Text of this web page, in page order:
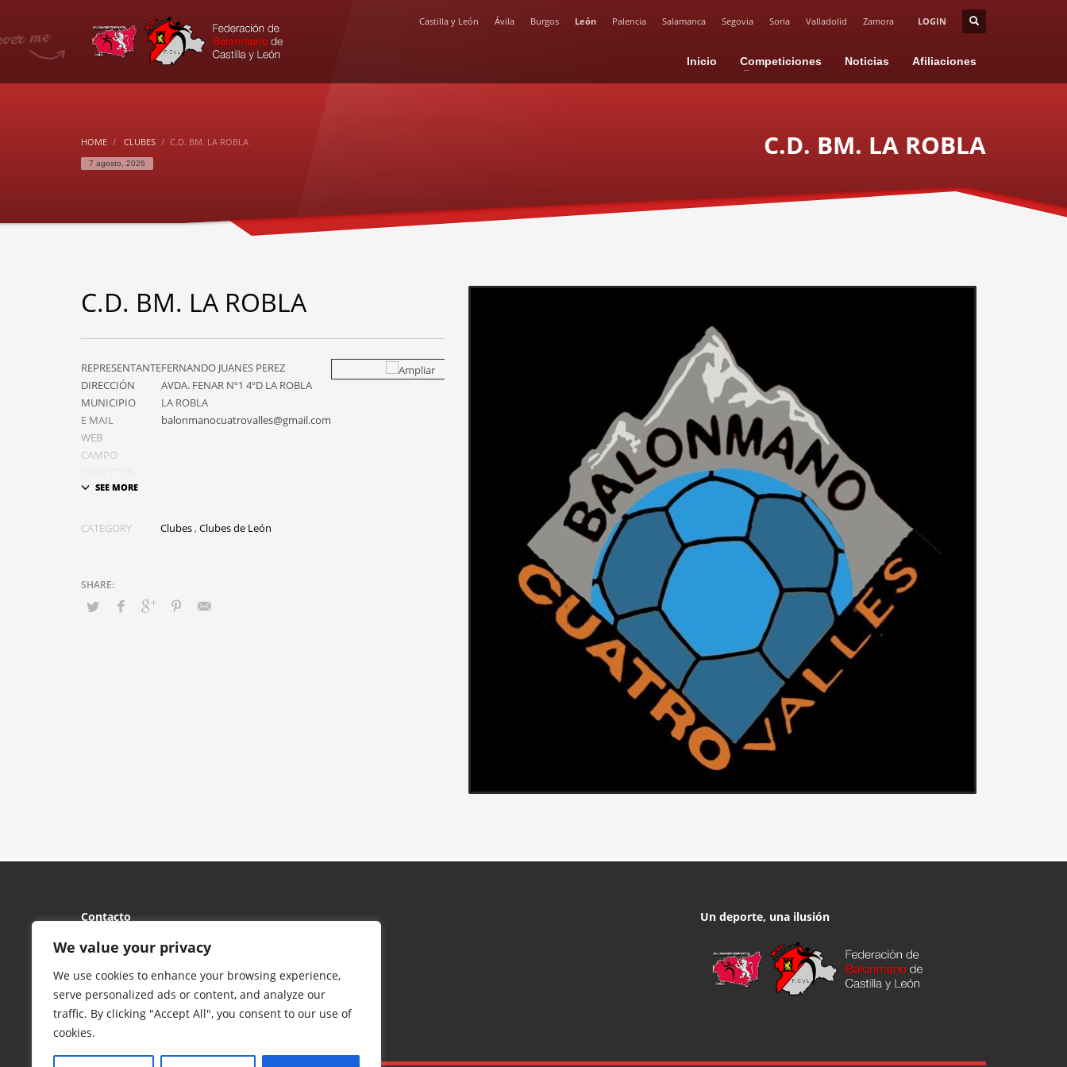
We value your privacy
We use cookies to enhance your browsing experience,
serve personalized ads or content, and analyze our
traffic. By clicking "Accept All", you consent to our use of
cookies.
Castilla y León Ávila Burgos León Palencia Salamanca Segovia Soria Valladolid Zamora LOGIN
Inicio Competiciones Noticias Afiliaciones
HOME CLUBES C.D. BM. LA ROBLA
7 agosto, 2026
C.D. BM. LA ROBLA
C.D. BM. LA ROBLA
REPRESENTANTEFERNANDO JUANES PEREZ
DIRECCIÓN
AVDA. FENAR Nº1 4ºD LA ROBLA
MUNICIPIO
LA ROBLA
E MAIL
balonmanocuatrovalles@gmail.com
WEB
CAMPO
CAMPO
CAMPO
Club:
CATEGORY Clubes,Clubes de León
Contacto
Estadio Municipal Reino de León
Av.SAEZ de MIERA S/N - ESC.Este - OF. 22
24009
LEON
Telefono: 987071513
dpbmle@fcylbm.com
Un deporte, una ilusión